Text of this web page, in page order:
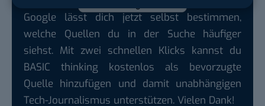
Google lässt dich jetzt selbst bestimmen,
welche Quellen du in der Suche häufiger
siehst. Mit zwei schnellen Klicks kannst du
BASIC thinking kostenlos als bevorzugte
Quelle hinzufügen und damit unabhängigen
Tech-Journalismus unterstützen. Vielen Dank!